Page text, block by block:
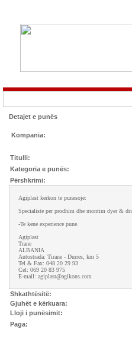
Detajet e punës
Kompania:
Titulli:
Kategoria e punës:
Përshkrimi:
Agiplast kerkon te punesoje:
Specialiste per prodhim dhe montim dyer &
-Te kene experience pune.
Agiplast
Trane
ALBANIA
Autostrada: Tirane - Durres, km 5
Tel & Fax: 048 20 29 93
Cel: 069 20 83 975
E-mail: agiplast@agikons.com
Shkathtësitë:
Gjuhët e kërkuara:
Lloji i punësimit:
Paga: